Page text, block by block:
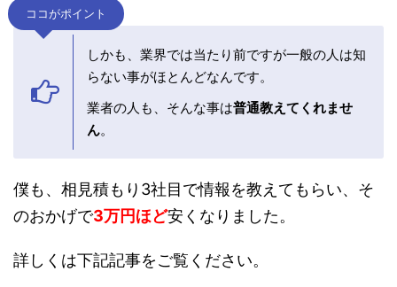
ような内容ですが、
知っていると知らないとでは大違い。
ココがポイント
業者の人も、そんな事は 普通教えてくれませ
ん。